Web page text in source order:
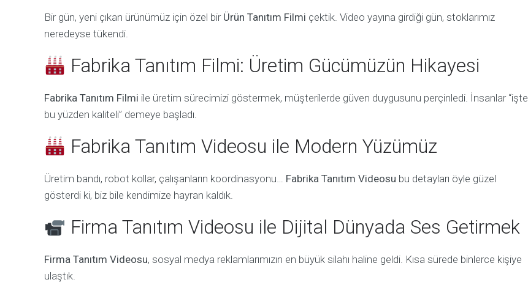
Bir gün, yeni çıkan ürünümüz için özel bir Ürün Tanıtım Filmi çektik. Video yayına girdiği gün, stoklarımız
neredeyse tükendi.
Fabrika Tanıtım Filmi: Üretim Gücümüzün Hikayesi
Fabrika Tanıtım Filmi ile üretim sürecimizi göstermek, müşterilerde güven duygusunu perçinledi. İnsanlar “işte
bu yüzden kaliteli” demeye başladı.
Fabrika Tanıtım Videosu ile Modern Yüzümüz
Üretim bandı, robot kollar, çalışanların koordinasyonu… Fabrika Tanıtım Videosu bu detayları öyle güzel
gösterdi ki, biz bile kendimize hayran kaldık.
Firma Tanıtım Videosu ile Dijital Dünyada Ses Getirmek
Firma Tanıtım Videosu, sosyal medya reklamlarımızın en büyük silahı haline geldi. Kısa sürede binlerce kişiye
ulaştık.